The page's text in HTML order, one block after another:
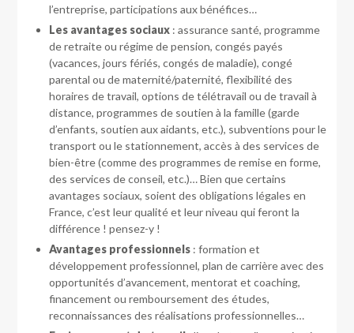
l’entreprise, participations aux bénéfices…
Les avantages sociaux : assurance santé, programme
de retraite ou régime de pension, congés payés
(vacances, jours fériés, congés de maladie), congé
parental ou de maternité/paternité, flexibilité des
horaires de travail, options de télétravail ou de travail à
distance, programmes de soutien à la famille (garde
d’enfants, soutien aux aidants, etc.), subventions pour le
transport ou le stationnement, accès à des services de
bien-être (comme des programmes de remise en forme,
des services de conseil, etc.)… Bien que certains
avantages sociaux, soient des obligations légales en
France, c’est leur qualité et leur niveau qui feront la
différence ! pensez-y !
Avantages professionnels : formation et
développement professionnel, plan de carrière avec des
opportunités d’avancement, mentorat et coaching,
financement ou remboursement des études,
reconnaissances des réalisations professionnelles…